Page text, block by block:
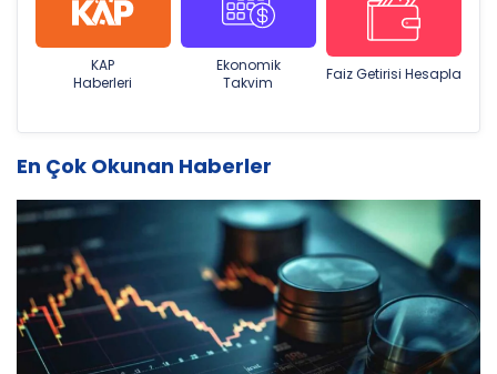
KAP
Haberleri
Ekonomik
Takvim
Faiz Getirisi Hesapla
En Çok Okunan Haberler